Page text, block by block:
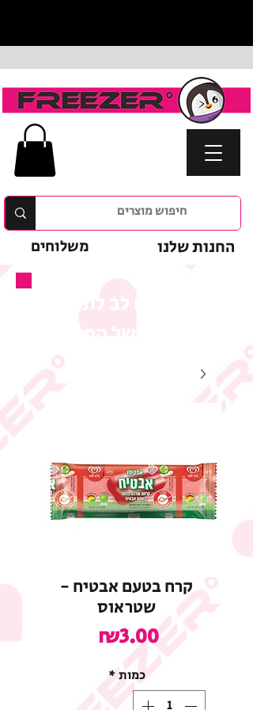
החנות שלנו משלוחים
המבצע של המוצר
קרח בטעם אבטיח -
שטראוס
₪3.00
כמות*